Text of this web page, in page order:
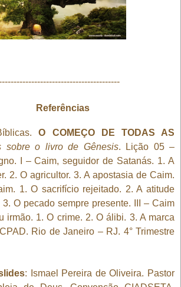
Referências
O COMEÇO DE TODAS AS
sobre o livro de Gênesis. Lição 05 –
I – Caim, seguidor de Satanás. 1. A
2. O agricultor. 3. A apostasia de Caim.
1. O sacrifício rejeitado. 2. A atitude
3. O pecado sempre presente. III – Caim
irmão. 1. O crime. 2. O álibi. 3. A marca
Rio de Janeiro – RJ. 4° Trimestre
: Ismael Pereira de Oliveira. Pastor